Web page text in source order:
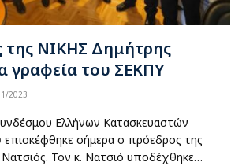
της ΝΙΚΗΣ Δημήτρης
γραφεία του ΣΕΚΠΥ
2023
Ελλήνων Κατασκευαστών
επισκέφθηκε σήμερα ο πρόεδρος της
Τον κ. Νατσιό υποδέχθηκε…